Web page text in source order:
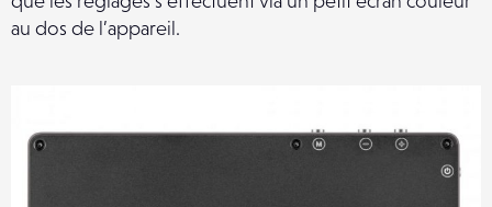
au dos de l’appareil.